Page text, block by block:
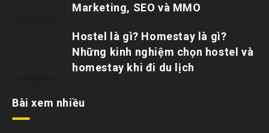
Marketing, SEO và MMO
Hostel là gì? Homestay là gì?
Những kinh nghiệm chọn hostel và
homestay khi đi du lịch
Bài xem nhiều